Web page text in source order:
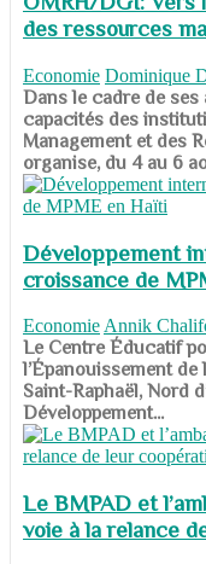
des ressources
Economie Dominique
Dans le cadre de
capacités des
Management et des
organise, du 4 au 6
Développement
croissance de
Economie Annik
​​​​​​​Le Centre Éducatif
l’Épanouissement
Saint-Raphaël, Nord
Développement...
Le BMPAD et
voie à la relance